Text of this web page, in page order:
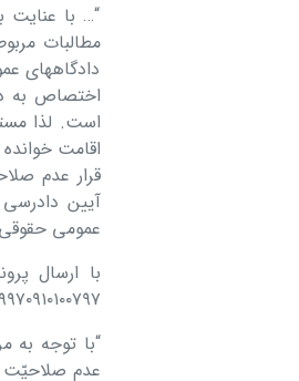
“… با عنایت
دادگاهھای
اختصاص به
اقامت
آیین
عمومی
با ارسال
٩٩٠٩٩٧٠٩١٠١٠٠٧٩٧ ـ ١٢/٧/١٣٩٩ چنین